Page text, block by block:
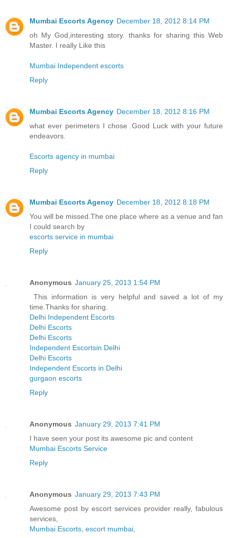
Mumbai Escorts Agency December 18, 2012 8:14 PM
oh My God,interesting story. thanks for sharing this Web
Master. I really Like this
Mumbai Independent escorts
Reply
Mumbai Escorts Agency December 18, 2012 8:16 PM
what ever perimeters I chose .Good Luck with your future
endeavors.
Escorts agency in mumbai
Reply
Mumbai Escorts Agency December 18, 2012 8:18 PM
You will be missed.The one place where as a venue and fan
I could search by
escorts service in mumbai
Reply
Anonymous January 25, 2013 1:54 PM
This information is very helpful and saved a lot of my
time.Thanks for sharing.
Delhi Independent Escorts
Delhi Escorts
Delhi Escorts
Independent Escortsin Delhi
Delhi Escorts
Independent Escorts in Delhi
gurgaon escorts
Reply
Anonymous January 29, 2013 7:41 PM
I have seen your post its awesome pic and content
Mumbai Escorts Service
Reply
Anonymous January 29, 2013 7:43 PM
Awesome post by escort services provider really, fabulous
services,
Mumbai Escorts, escort mumbai,